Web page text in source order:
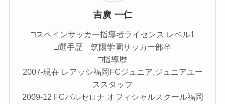
吉廣 一仁
□スペインサッカー指導者ライセンス レベル1
□選手歴 筑陽学園サッカー部卒
□指導歴
2007-現在 レアッシ福岡FCジュニア,ジュニアユー
ススタッフ
2009-12 FCバルセロナ オフィシャルスクール福岡